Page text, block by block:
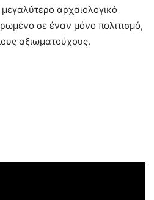
αρχαιολογικό
σε έναν μόνο πολιτισμό,
αξιωματούχους.